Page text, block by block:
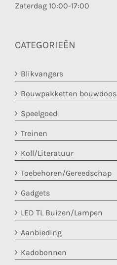
Zaterdag 10:00-17:00
CATEGORIEËN
Blikvangers
Bouwpakketten bouwdoos
Speelgoed
Treinen
Koll/Literatuur
Toebehoren/Gereedschap
Gadgets
LED TL Buizen/Lampen
Aanbieding
Kadobonnen